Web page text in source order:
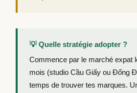
💡 Quelle stratégie adopter ?
Commence par le marché expat
mois (studio Cầu Giấy ou Đống
temps de trouver tes marques.